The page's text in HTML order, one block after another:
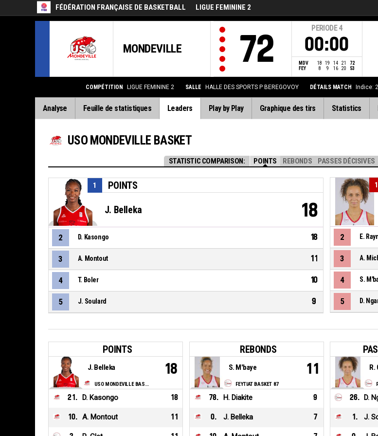
FÉDÉRATION FRANÇAISE DE BASKETBALL LIGUE FEMININE 2
MONDEVILLE 72
PERIODE 4
00:00
MDV 18 19 14 21
72
FEY
8 9 16 20 53
COMPÉTITION LIGUE FEMININE 2 SALLE HALLE DES SPORTS P BEREGOVOY DÉTAILS MATCH Indice:
Analyse Feuille de statistiques Leaders Play by Play Graphique des tirs Statistics
STATISTIC COMPARISON: POINTS REBONDS PASSES DÉCISIVES
USO MONDEVILLE BASKET
POINTS
1
J. Belleka 18
2 D. Kasongo 18
3 A. Montout 11
4 T. Boler 10
5 J. Soulard 9
1
2 E.
3 A.
4 S.
5 D.
POINTS
USO MONDEVILLE BASKET
J. Belleka 18
21 . D. Kasongo 18
10. A. Montout 11
REBONDS
FEYTIAT BASKET 87
S. M'baye 11
78. H. Diakite 9
0. J. Belleka 7
R.
26. D.
1 . J.